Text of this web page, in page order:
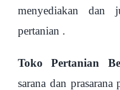
menyediakan dan
pertanian .
Toko Pertanian
sarana dan